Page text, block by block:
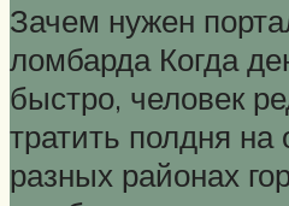
Зачем нужен
ломбарда Когда
быстро, человек
тратить полдня на
разных районах